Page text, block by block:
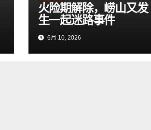
火险期解除，崂山又发
生一起迷路事件
6月 10, 2026